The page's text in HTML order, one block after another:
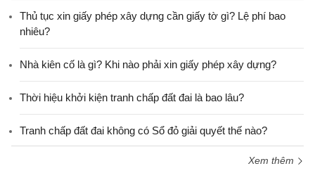
Thủ tục xin giấy phép xây dựng cần giấy tờ gì? Lệ phí bao
nhiêu?
Nhà kiên cố là gì? Khi nào phải xin giấy phép xây dựng?
Thời hiệu khởi kiện tranh chấp đất đai là bao lâu?
Tranh chấp đất đai không có Sổ đỏ giải quyết thế nào?
Xem thêm